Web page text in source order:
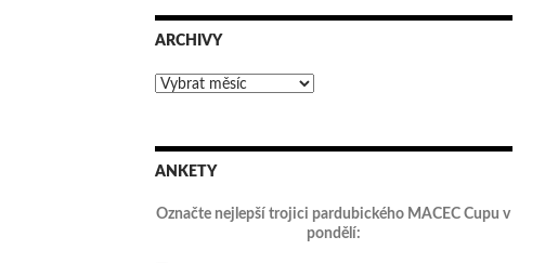
ARCHIVY
Archivy
ANKETY
Označte nejlepší trojici pardubického MACEC Cupu v
pondělí: